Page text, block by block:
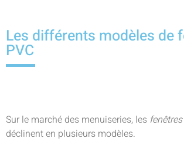
Les différents modèles de
PVC
Sur le marché des menuiseries, les
déclinent en plusieurs modèles.